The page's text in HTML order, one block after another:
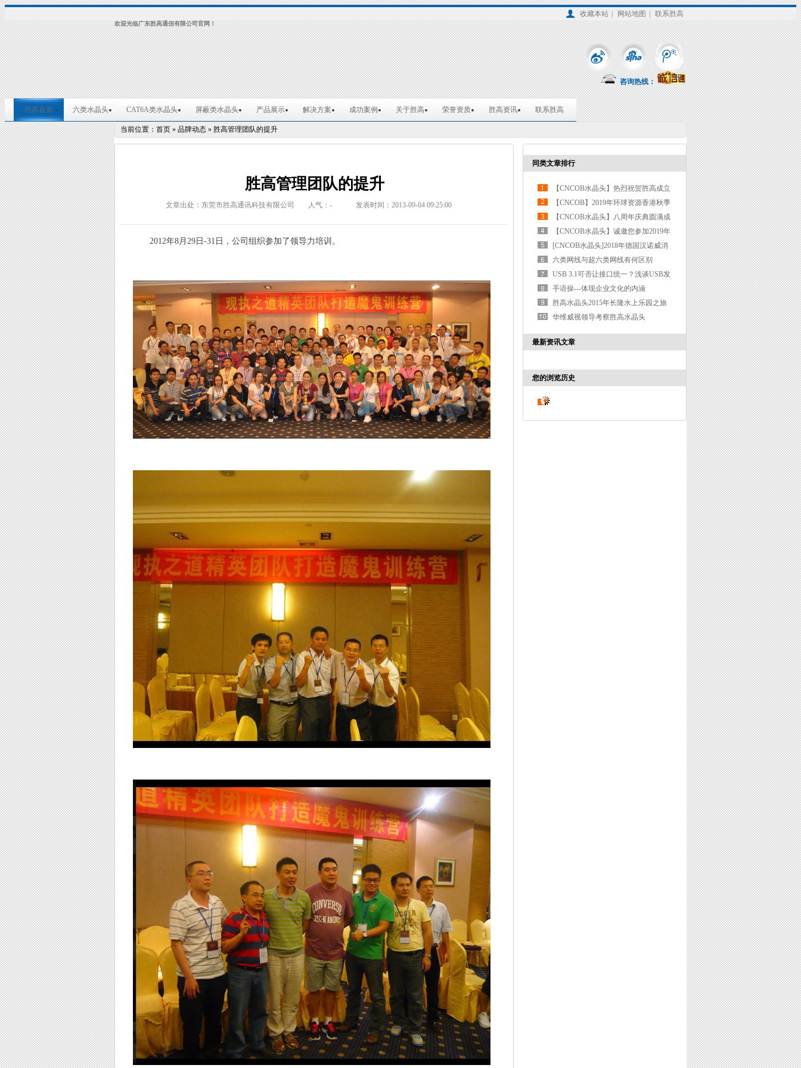
欢迎光临广东胜高通信有限公司官网！
收藏本站 网站地图 联系胜高
咨询热线：
胜高首页 六类水晶头 CAT6A类水晶头 屏蔽类水晶头 产品展示 解决方案 成功案例 关于胜高 荣誉资质 胜高资讯 联系胜高
当前位置： 首页 » 品牌动态 » 胜高管理团队的提升
胜高管理团队的提升
文章出处：东莞市胜高通讯科技有限公司 人气： - 发表时间：2013-09-04 09:25:00
2012年8月29日-31日，公司组织参加了领导力培训。
同类文章排行
【CNCOB水晶头】热烈祝贺胜高成立
九周年“扎根九载 匠心筑梦”庆典活动
圆满落幕
【CNCOB】2019年环球资源香港秋季
电子展圆满收官
【CNCOB水晶头】八周年庆典圆满成
功【CNCOB水晶头】诚邀您参加2019年
环球资源（Global sources）香港电子
展
[CNCOB水晶头]2018年德国汉诺威消
费电子展(CeBIT)完美收官
六类网线与超六类网线有何区别
（CNCOB水晶头科普篇）
USB 3.1可否让接口统一？浅谈USB发
展
手语操---体现企业文化的内涵
胜高水晶头2015年长隆水上乐园之旅
华维威视领导考察胜高水晶头
最新资讯文章
您的浏览历史